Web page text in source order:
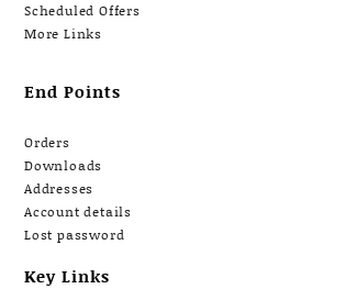
Scheduled Offers
More Links
End Points
Orders
Downloads
Addresses
Account details
Lost password
Key Links